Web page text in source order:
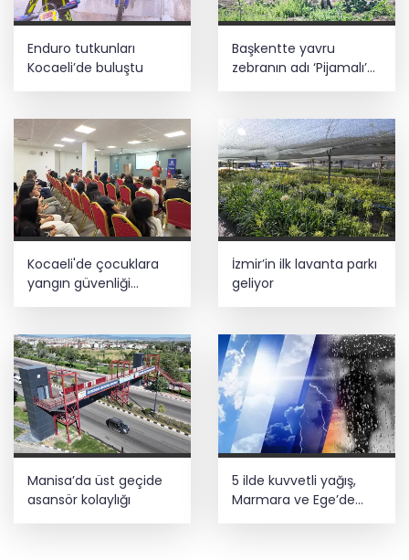
Enduro tutkunları
Kocaeli’de buluştu
Başkentte yavru
zebranın adı ‘Pijamalı’
Kocaeli'de çocuklara
yangın güvenliği
eğitimi
İzmir’in ilk lavanta parkı
geliyor
Manisa’da üst geçide
asansör kolaylığı
5 ilde kuvvetli yağış,
Marmara ve Ege’de